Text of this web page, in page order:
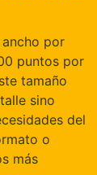
por
puntos por
tamaño
sino
del
o
más